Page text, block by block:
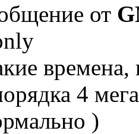
от
4
)